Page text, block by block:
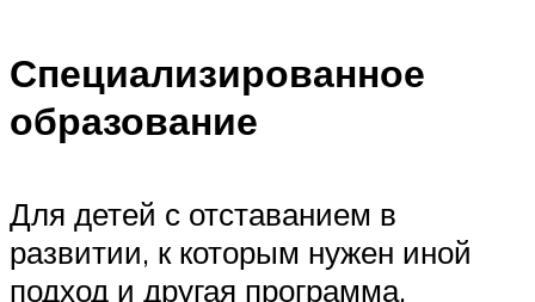
Специализированное
образование
Для детей с отставанием в
развитии, к которым нужен иной
подход и другая программа,